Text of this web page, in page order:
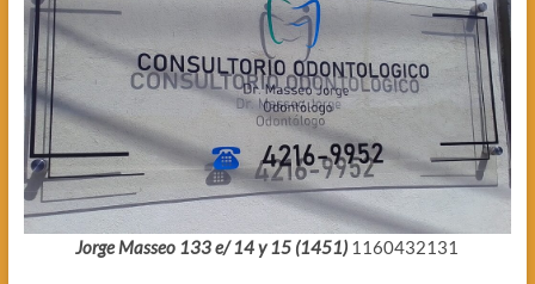
Jorge Masseo 133 e/ 14 y 15 (1451) 1160432131